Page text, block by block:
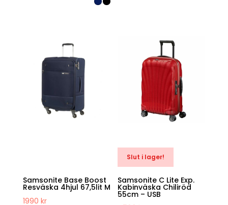
Samsonite Base Boost
Resväska 4hjul 67,5lit M
1990 kr
Slut i lager!
Samsonite C Lite Exp.
Kabinväska Chiliröd
55cm – USB